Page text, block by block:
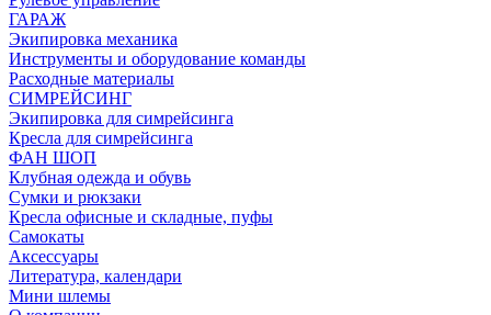
ГАРАЖ
Экипировка механика
Инструменты и оборудование команды
Расходные материалы
СИМРЕЙСИНГ
Экипировка для симрейсинга
Кресла для симрейсинга
ФАН ШОП
Клубная одежда и обувь
Сумки и рюкзаки
Кресла офисные и складные, пуфы
Самокаты
Аксессуары
Литература, календари
Мини шлемы